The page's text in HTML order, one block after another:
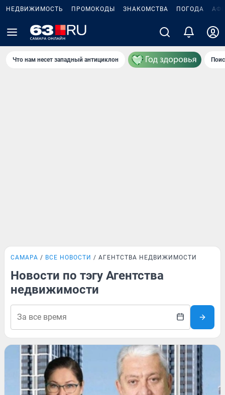
НЕДВИЖИМОСТЬ ПРОМОКОДЫ ЗНАКОМСТВА ПОГОДА
Что нам несет западный антициклон
САМАРА ВСЕ НОВОСТИ АГЕНТСТВА НЕДВИЖИМОСТИ
Новости по тэгу Агентства
недвижимости